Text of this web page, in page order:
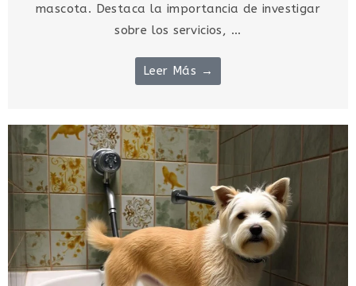
mascota. Destaca la importancia de investigar
sobre los servicios, ...
Leer Más →